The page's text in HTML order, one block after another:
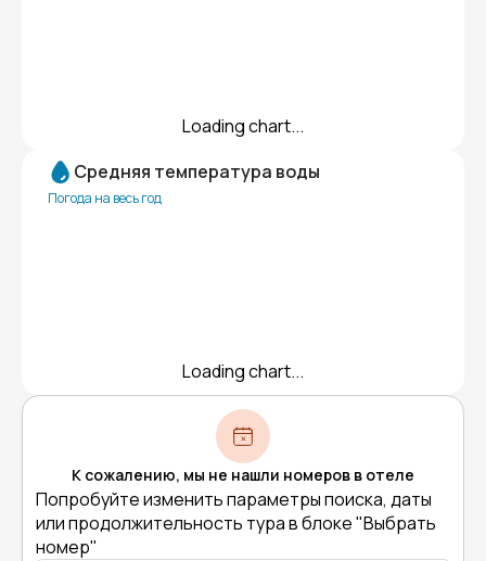
Loading chart...
Средняя температура воды
Погода на весь год
Loading chart...
К сожалению, мы не нашли номеров в отеле
Попробуйте изменить параметры поиска, даты
или продолжительность тура в блоке "Выбрать
номер"